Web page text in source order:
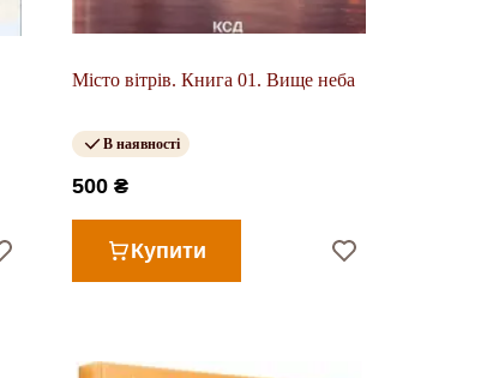
Місто вітрів. Книга 01. Вище неба
В наявності
500 ₴
Купити